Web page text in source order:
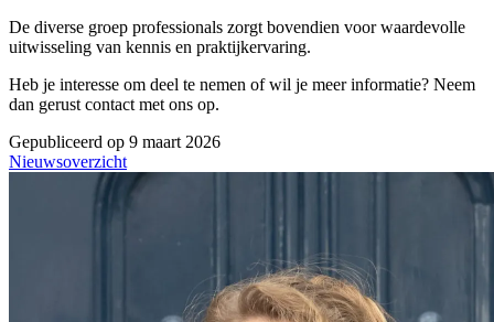
De diverse groep professionals zorgt bovendien voor waardevolle
uitwisseling van kennis en praktijkervaring.
Heb je interesse om deel te nemen of wil je meer informatie? Neem
dan gerust contact met ons op.
Gepubliceerd op 9 maart 2026
Nieuwsoverzicht